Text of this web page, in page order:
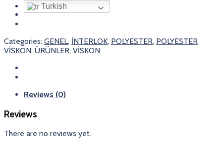
Turkish
Categories: GENEL, İNTERLOK, POLYESTER, POLYESTER
VİSKON, ÜRÜNLER, VİSKON
Reviews (0)
Reviews
There are no reviews yet.